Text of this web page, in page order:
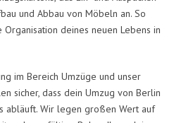
und Abbau von Möbeln an. So
deines neuen Lebens in
im Bereich Umzüge und unser
sicher, dass dein Umzug von Berlin
abläuft. Wir legen großen Wert auf